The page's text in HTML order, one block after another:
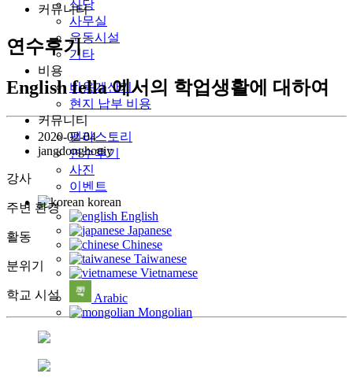
식당
사무실
운동시설
기타
비용
비용계산기
현지 납부 비용
커뮤니티
펠라스토리
연수후기
사진
이벤트
korean
English
Japanese
Chinese
Taiwanese
Vietnamese
Arabic
Mongolian
커뮤니티
연수후기
English fella 에서의 학업생활에 대하여
2020-02-04
jangdonghouiy
강사
주변 환경
활동
분위기
학교 시설